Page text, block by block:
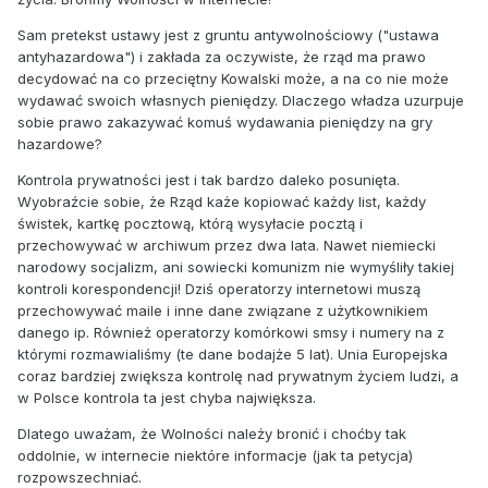
Co zatem należy zrobić, żeby prawo w Internecie było
przestrzegane? Dokładnie to samo co w przypadku
naruszenia prawa na inne sposoby! Po prostu należy ścigać
osoby łamiące prawo. Jeśli na stronie internetowej znajdują
się materiały przez prawo zakazane (w tym tak perfidne jak
dziecięca pornografia, czy treści propagujące nazizm lub
aby pociągnąć autorów do odpowiedzialności karnej. To
trudniejsze niż odgórne filtrowanie, bo wymaga
analizowania każdego przypadku z osobna. Ale czy to
oznacza, że powinniśmy poświęcić z tego powodu wolność
wypowiedzi?
W maju na stronie stopcenzurze zebraliśmy ponad 75
tysięcy potwierdzonych podpisów przeciw możliwości
cenzurowaniu Internetu w Unii Europejskiej. Nikt nie
spodziewał się wtedy, że już niedługo podobny problem
może dotknąć nas w rodzimym kraju.
Liczymy, że mając na uwadze wolność jako podstawową
wartość w demokratycznym państwie prawa, zdecyduje się
Pan na zawetowanie tej niekorzystnej dla obywateli ustawy.
Sam pretekst ustawy jest z gruntu antywolnościowy ("ustawa
antyhazardowa") i zakłada za oczywiste, że rząd ma prawo
decydować na co przeciętny Kowalski może, a na co nie może
wydawać swoich własnych pieniędzy. Dlaczego władza uzurpuje
sobie prawo zakazywać komuś wydawania pieniędzy na gry
hazardowe?
Kontrola prywatności jest i tak bardzo daleko posunięta.
Wyobraźcie sobie, że Rząd każe kopiować każdy list, każdy
świstek, kartkę pocztową, którą wysyłacie pocztą i
przechowywać w archiwum przez dwa lata. Nawet niemiecki
narodowy socjalizm, ani sowiecki komunizm nie wymyśliły takiej
kontroli korespondencji! Dziś operatorzy internetowi muszą
przechowywać maile i inne dane związane z użytkownikiem
danego ip. Również operatorzy komórkowi smsy i numery na z
którymi rozmawialiśmy (te dane bodajże 5 lat). Unia Europejska
coraz bardziej zwiększa kontrolę nad prywatnym życiem ludzi, a
w Polsce kontrola ta jest chyba największa.
Dlatego uważam, że Wolności należy bronić i choćby tak
oddolnie, w internecie niektóre informacje (jak ta petycja)
rozpowszechniać.